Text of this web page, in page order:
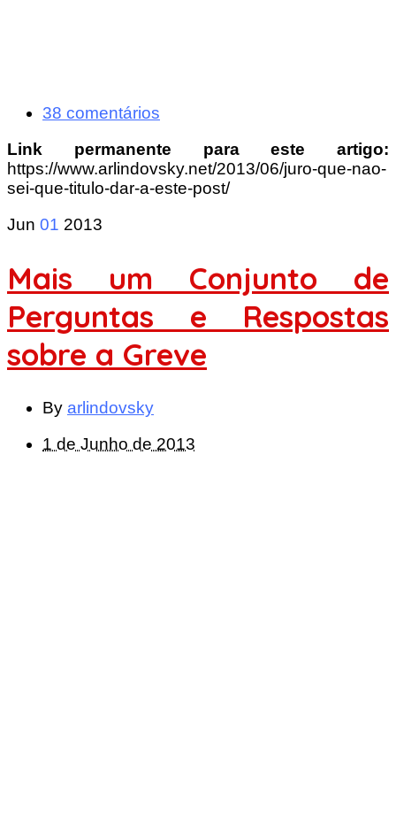
38 comentários
Link permanente para este artigo:
https://www.arlindovsky.net/2013/06/juro-que-nao-
sei-que-titulo-dar-a-este-post/
Jun 01 2013
Mais um Conjunto de
Perguntas e Respostas
sobre a Greve
By arlindovsky
1 de Junho de 2013